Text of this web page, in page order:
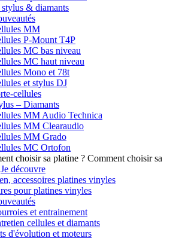
& diamants
MM
P-Mount T4P
MC bas niveau
MC haut niveau
Mono et 78t
et stylus DJ
cellules
– Diamants
MM Audio Technica
MM Clearaudio
MM Grado
MC Ortofon
Comment choisir sa
Je découvre
accessoires platines vinyles
pour platines vinyles
et entrainement
cellules et diamants
d'évolution et moteurs